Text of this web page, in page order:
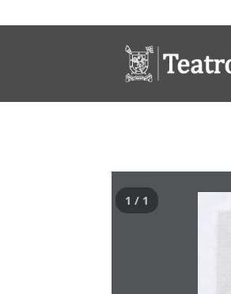
1 / 1